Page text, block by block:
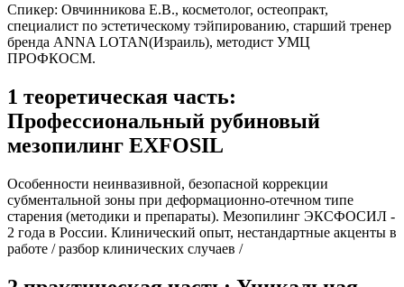
Спикер: Овчинникова Е.В., косметолог, остеопракт,
специалист по эстетическому тэйпированию, старший тренер
бренда ANNA LOTAN(Израиль), методист УМЦ
ПРОФКОСМ.
1 теоретическая часть:
Профессиональный рубиновый
мезопилинг EXFOSIL
Особенности неинвазивной, безопасной коррекции
субментальной зоны при деформационно-отечном типе
старения (методики и препараты). Мезопилинг ЭКСФОСИЛ -
2 года в России. Клинический опыт, нестандартные акценты в
работе / разбор клинических случаев /